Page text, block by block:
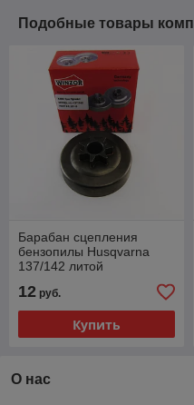
Подобные товары
Барабан сцепления
бензопилы Husqvarna
137/142 литой
12 руб.
Купить
О нас